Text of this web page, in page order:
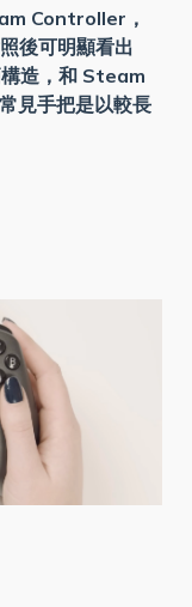
Controller，
後可明顯看出
造，和 Steam
見手把是以較長